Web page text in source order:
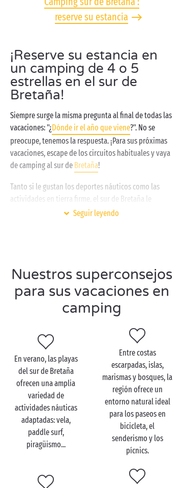
reserve su estancia
¡Reserve su estancia en
un camping de 4 o 5
estrellas en el sur de
Bretaña!
Siempre surge la misma pregunta al final de todas las
vacaciones: "¿Dónde ir el año que viene?". No se
preocupe, tenemos la respuesta. ¡Para sus próximas
vacaciones, escape de los circuitos habituales y vaya
de camping al sur de Bretaña!
Tanto si le gustan los deportes náuticos como las
actividades en tierra firme, el sur de Bretaña le
permite planificar las vacaciones a su gusto. Para
iniciación al surf o a la vela. ¡Y si tiene previsto salir
durante el día entero, no olvide llevar un pícnic!
Durante su estancia decamping en pareja
de Bretaña, prepare su mochila para pasar un día en
el golfo de Morbihan o en la península de Quiberon,
respirando la brisa marina... Es una forma estupenda
de volver a conectar con la naturaleza, pero también
con su pareja. Durante su escapada romántica,
deléitese con especialidades bretonascomo las
galettes o el marisco. Para ello, qué mejor que hacer
un alto en los mercados locales.
¡Hay tanto que ver y descubrir estando en el sur de
Bretaña!
Seguir leyendo
Nuestros superconsejos
para sus vacaciones en
camping
En verano, las playas
del sur de Bretaña
ofrecen una amplia
variedad de
actividades náuticas
adaptadas: vela,
paddle surf,
piragüismo...
Entre costas
escarpadas, islas,
marismas y bosques, la
región ofrece un
entorno natural ideal
para los paseos en
bicicleta, el
senderismo y los
pícnics.